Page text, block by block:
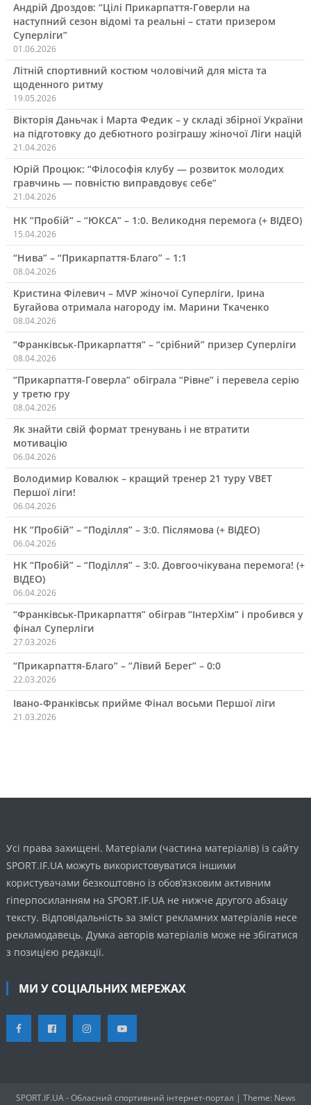
Андрій Дроздов: “Цілі Прикарпаття-Говерли на
наступний сезон відомі та реальні – стати призером
Суперліги”
01.06.2026
Літній спортивний костюм чоловічий для міста та
щоденного ритму
19.05.2026
Вікторія Даньчак і Марта Федик – у складі збірної України
на підготовку до дебютного розіграшу жіночої Ліги націй
21.04.2026
Юрій Процюк: “Філософія клубу — розвиток молодих
гравчинь — повністю виправдовує себе”
21.04.2026
НК “Пробій” – “ЮКСА” – 1:0. Великодня перемога (+ ВІДЕО)
15.04.2026
“Нива” – “Прикарпаття-Благо” – 1:1
08.04.2026
Кристина Філевич – MVP жіночої Суперліги, Ірина
Бугайова отримала нагороду ім. Марини Ткаченко
08.04.2026
“Франківськ-Прикарпаття” – “срібний” призер Суперліги
08.04.2026
“Прикарпаття-Говерла” обіграла “Рівне” і перевела серію
у третю гру
08.04.2026
Як знайти свій формат тренувань і не втратити
мотивацію
06.04.2026
Володимир Ковалюк – кращий тренер 21 туру VBET
Першої ліги!
06.04.2026
НК “Пробій” – “Поділля” – 3:0. Післямова (+ ВІДЕО)
06.04.2026
НК “Пробій” – “Поділля” – 3:0. Довгоочікувана перемога! (+
ВІДЕО)
06.04.2026
“Франківськ-Прикарпаття” обіграв “ІнтерХім” і пробився у
фінал Суперліги
27.03.2026
“Прикарпаття-Благо” – “Лівий Берег” – 0:0
22.03.2026
Івано-Франківськ прийме Фінал восьми Першої ліги
21.03.2026
Усі права захищені. Матеріали (частина матеріалів) із сайту
SPORT.IF.UA можуть використовуватися іншими
користувачами безкоштовно із обов’язковим активним
гіперпосиланням на SPORT.IF.UA не нижче другого абзацу
тексту. Відповідальність за зміст рекламних матеріалів несе
рекламодавець. Думка авторів матеріалів може не збігатися
з позицією редакції.
МИ У СОЦІАЛЬНИХ МЕРЕЖАХ
SPORT.IF.UA - Обласний спортивний інтернет-портал | Theme: News